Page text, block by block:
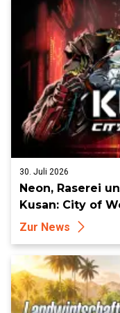
30. Juli 2026
Neon, Raserei
Kusan: City of
Zur News